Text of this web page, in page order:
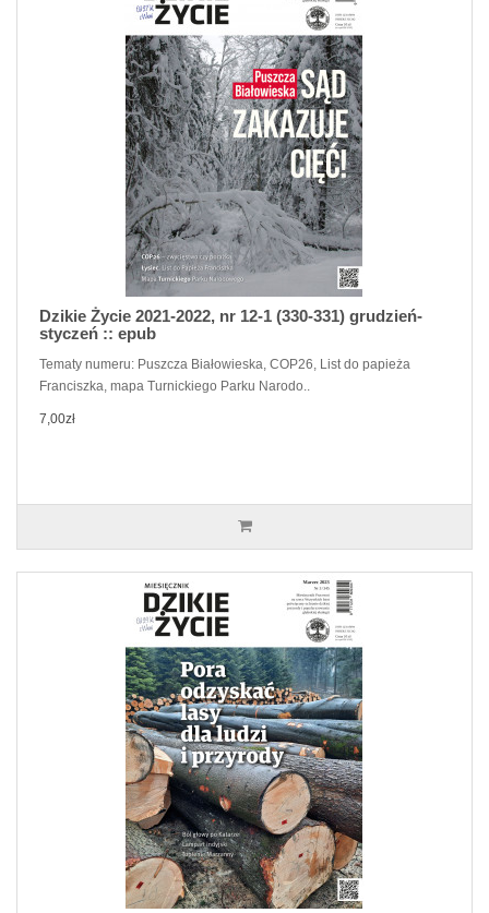
Dzikie Życie 2021-2022, nr 12-1 (330-331) grudzień-
styczeń :: epub
Tematy numeru: Puszcza Białowieska, COP26, List do papieża
Franciszka, mapa Turnickiego Parku Narodo..
7,00zł